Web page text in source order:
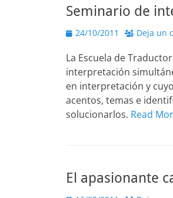
Seminario de
Publicado
24/10/2011 Deja un
La Escuela de
interpretación
en interpretación y
acentos, temas e
solucionarlos. Read
El apasionante